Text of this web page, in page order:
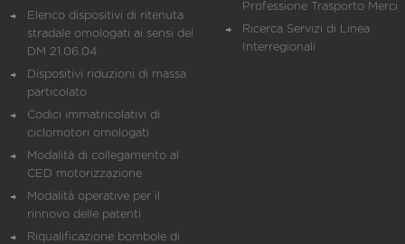
Elenco dispositivi di ritenuta
stradale omologati ai sensi del
DM 21.06.04
Dispositivi riduzioni di massa
particolato
Codici immatricolativi di
ciclomotori omologati
Modalità di collegamento al
CED motorizzazione
Modalità operative per il
rinnovo delle patenti
Riqualificazione bombole di
Professione Trasporto Merci
Ricerca Servizi di Linea
Interregionali